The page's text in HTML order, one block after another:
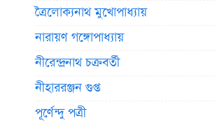
ত্রৈলোক্যনাথ মুখোপাধ্যায়
নারায়ণ গঙ্গোপাধ্যায়
নীরেন্দ্রনাথ চক্রবর্তী
নীহাররঞ্জন গুপ্ত
পূর্ণেন্দু পত্রী